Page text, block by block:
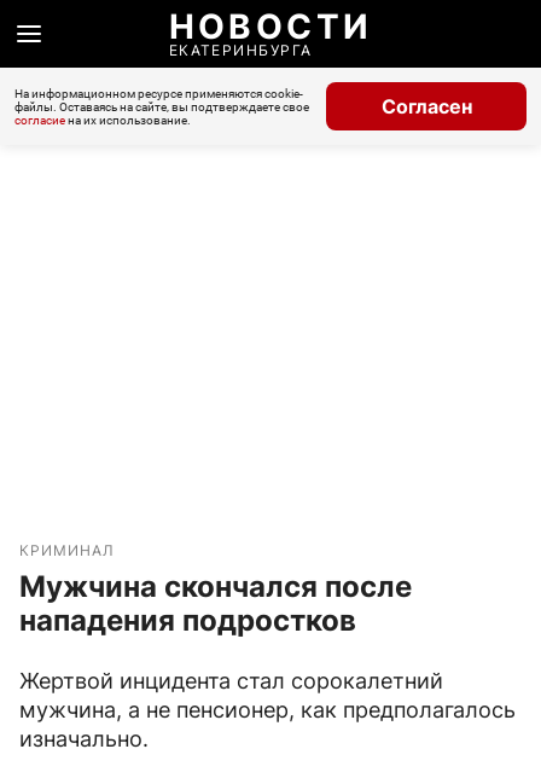
НОВОСТИ
ЕКАТЕРИНБУРГА
На информационном ресурсе применяются cookie-
файлы. Оставаясь на сайте, вы подтверждаете свое
согласиена их использование.
Согласен
КРИМИНАЛ
Мужчина скончался после
нападения подростков
Жертвой инцидента стал сорокалетний
мужчина, а не пенсионер, как предполагалось
изначально.